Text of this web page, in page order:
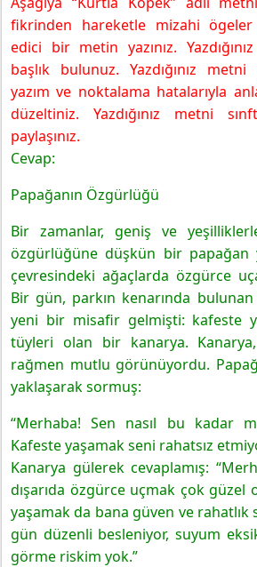
fikrinden hareketle mizahi
edici bir metin yazınız.
başlık bulunuz. Yazdığınız
yazım ve noktalama hatalarıyla
düzeltiniz. Yazdığınız metni
paylaşınız.
Cevap:
Papağanın Özgürlüğü
Bir zamanlar, geniş ve
özgürlüğüne düşkün bir papağan
çevresindeki ağaçlarda özgürce
Bir gün, parkın kenarında
yeni bir misafir gelmişti: kafeste
tüyleri olan bir kanarya.
rağmen mutlu görünüyordu.
yaklaşarak sormuş:
“Merhaba! Sen nasıl bu kadar
Kafeste yaşamak seni rahatsız
Kanarya gülerek cevaplamış:
dışarıda özgürce uçmak çok güzel
yaşamak da bana güven ve rahatlık
gün düzenli besleniyor, suyum
görme riskim yok.”